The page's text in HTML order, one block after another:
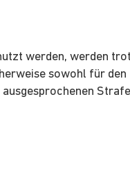
werden, werden
sowohl für